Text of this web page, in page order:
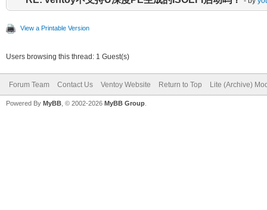
View a Printable Version
Users browsing this thread: 1 Guest(s)
Forum Team Contact Us Ventoy Website Return to Top Lite (Archive)
Powered By MyBB , © 2002-2026 MyBB Group